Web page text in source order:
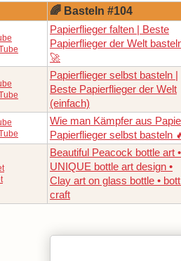
🌈 Basteln #104
Papierflieger falten | Beste
Papierflieger der Welt
🚀
Papierflieger selbst basteln |
Beste Papierflieger der Welt
(einfach)
Wie man Kämpfer aus
Papierflieger selbst basteln
Beautiful Peacock bottle art •
UNIQUE bottle art design •
Clay art on glass bottle •
craft